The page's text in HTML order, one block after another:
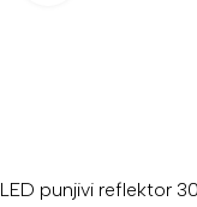
LED punjivi reflektor